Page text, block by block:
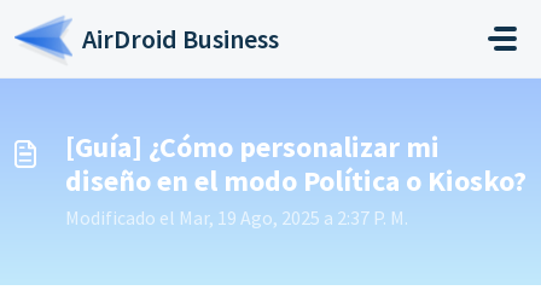
Saltar al contenido principal
AirDroid Business
[Guía] ¿Cómo personalizar mi
diseño en el modo Política o Kiosko?
Modificado el Mar, 19 Ago, 2025 a 2:37 P. M.